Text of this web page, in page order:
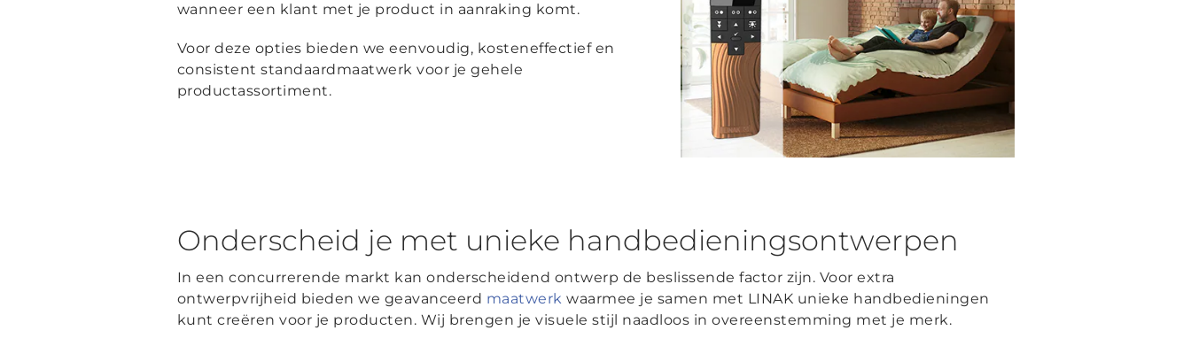
wanneer een klant met je product in aanraking komt.
Voor deze opties bieden we eenvoudig, kosteneffectief en
consistent standaardmaatwerk voor je gehele
productassortiment.
Onderscheid je met unieke handbedieningsontwerpen
In een concurrerende markt kan onderscheidend ontwerp de beslissende factor zijn. Voor extra
ontwerpvrijheid bieden we geavanceerd maatwerk waarmee je samen met LINAK unieke handbedieningen
kunt creëren voor je producten. Wij brengen je visuele stijl naadloos in overeenstemming met je merk.